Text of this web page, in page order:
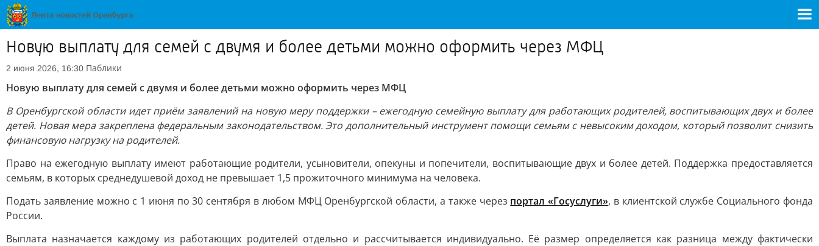
Новую выплату для семей с двумя и более детьми можно оформить через МФЦ
2 июня 2026, 16:30 Паблики
Новую выплату для семей с двумя и более детьми можно оформить через МФЦ
В Оренбургской области идет приём заявлений на новую меру поддержки – ежегодную семейную выплату для работающих родителей, воспитывающих двух и более
детей. Новая мера закреплена федеральным законодательством. Это дополнительный инструмент помощи семьям с невысоким доходом, который позволит снизить
финансовую нагрузку на родителей.
Право на ежегодную выплату имеют работающие родители, усыновители, опекуны и попечители, воспитывающие двух и более детей. Поддержка предоставляется
семьям, в которых среднедушевой доход не превышает 1,5 прожиточного минимума на человека.
Подать заявление можно с 1 июня по 30 сентября в любом МФЦ Оренбургской области, а также через портал «Госуслуги», в клиентской службе Социального фонда
России.
Выплата назначается каждому из работающих родителей отдельно и рассчитывается индивидуально. Её размер определяется как разница между фактически